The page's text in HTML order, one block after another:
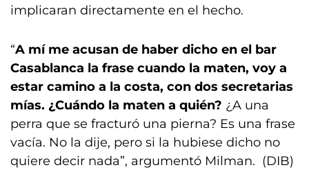
implicaran directamente en el hecho.
“A mí me acusan de haber dicho en el bar
Casablanca la frase cuando la maten, voy a
estar camino a la costa, con dos secretarias
mías. ¿Cuándo la maten a quién? ¿A una
perra que se fracturó una pierna? Es una frase
vacía. No la dije, pero si la hubiese dicho no
quiere decir nada”, argumentó Milman. (DIB)